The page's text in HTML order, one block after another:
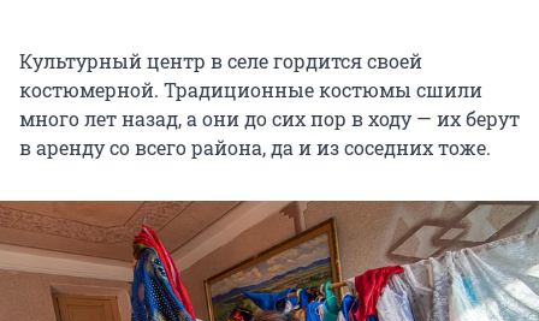
Культурный центр в селе гордится своей
костюмерной. Традиционные костюмы сшили
много лет назад, а они до сих пор в ходу — их берут
в аренду со всего района, да и из соседних тоже.